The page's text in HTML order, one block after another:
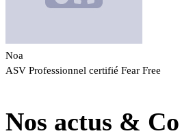
Noa
ASV Professionnel certifié Fear Free
Nos actus &